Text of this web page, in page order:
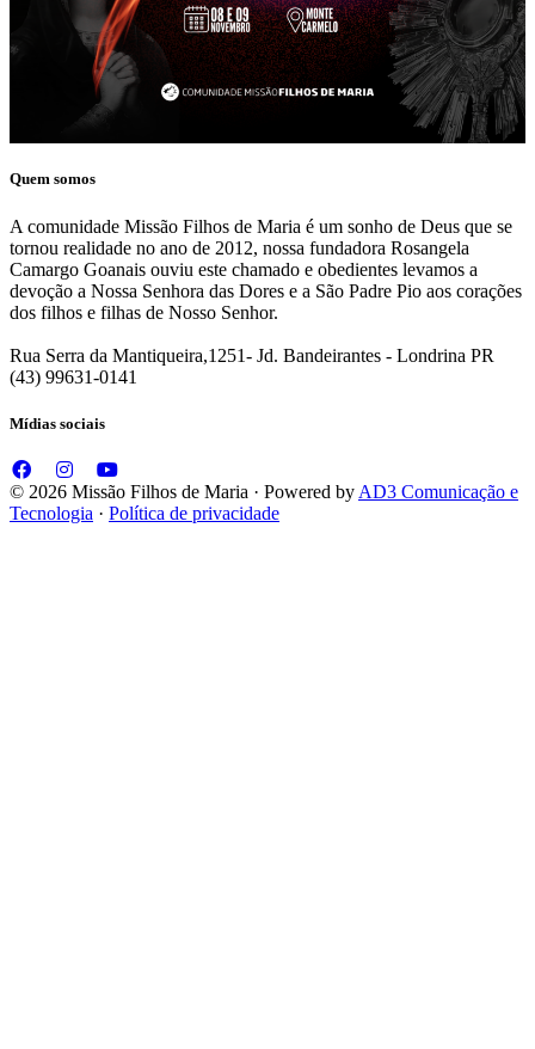
Quem somos
A comunidade Missão Filhos de Maria é um sonho de Deus que se
tornou realidade no ano de 2012, nossa fundadora Rosangela
Camargo Goanais ouviu este chamado e obedientes levamos a
devoção a Nossa Senhora das Dores e a São Padre Pio aos corações
dos filhos e filhas de Nosso Senhor.
Rua Serra da Mantiqueira,1251- Jd. Bandeirantes - Londrina PR
(43) 99631-0141
Mídias sociais
© 2026 Missão Filhos de Maria · Powered by AD3 Comunicação e
Tecnologia · Política de privacidade